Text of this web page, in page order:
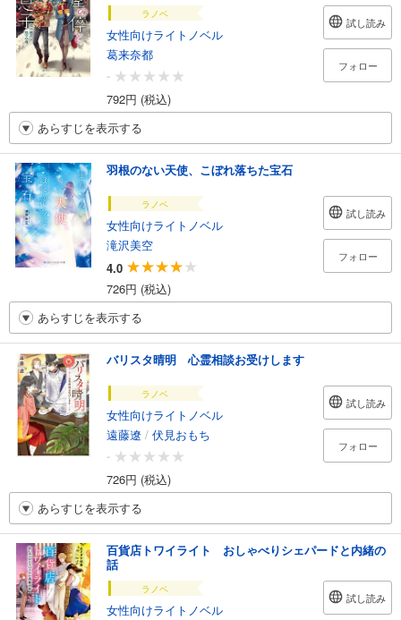
ラノベ
女性向けライトノベル
葛来奈都
-
792円 (税込)
試し読み
フォロー
あらすじを表示する
羽根のない天使、こぼれ落ちた宝石
ラノベ
女性向けライトノベル
滝沢美空
4.0
726円 (税込)
試し読み
フォロー
あらすじを表示する
バリスタ晴明 心霊相談お受けします
ラノベ
女性向けライトノベル
遠藤遼 / 伏見おもち
-
726円 (税込)
試し読み
フォロー
あらすじを表示する
百貨店トワイライト おしゃべりシェパードと内緒の
話
ラノベ
女性向けライトノベル
試し読み